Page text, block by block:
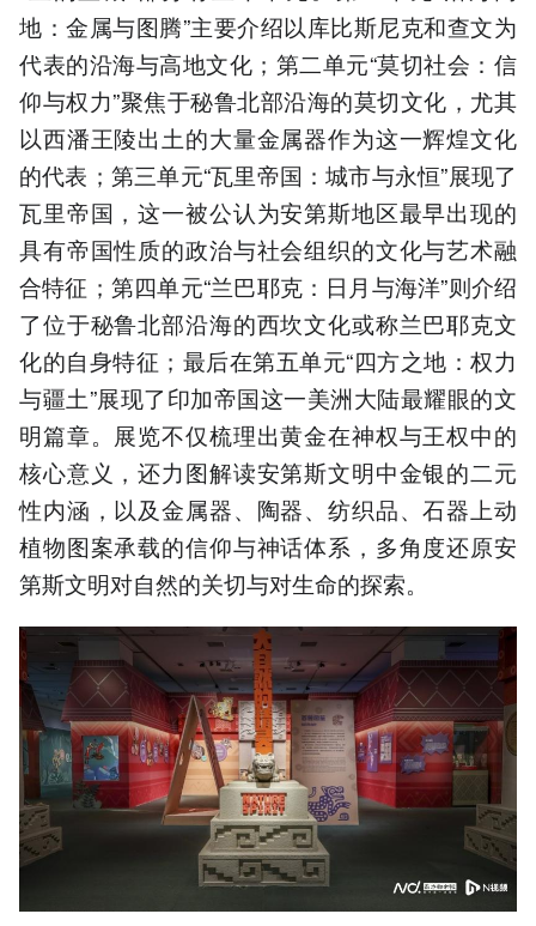
地：金属与图腾”主要介绍以库比斯尼克和查文为
代表的沿海与高地文化；第二单元“莫切社会：信
仰与权力”聚焦于秘鲁北部沿海的莫切文化，尤其
以西潘王陵出土的大量金属器作为这一辉煌文化
的代表；第三单元“瓦里帝国：城市与永恒”展现了
瓦里帝国，这一被公认为安第斯地区最早出现的
具有帝国性质的政治与社会组织的文化与艺术融
合特征；第四单元“兰巴耶克：日月与海洋”则介绍
了位于秘鲁北部沿海的西坎文化或称兰巴耶克文
化的自身特征；最后在第五单元“四方之地：权力
与疆土”展现了印加帝国这一美洲大陆最耀眼的文
明篇章。展览不仅梳理出黄金在神权与王权中的
核心意义，还力图解读安第斯文明中金银的二元
性内涵，以及金属器、陶器、纺织品、石器上动
植物图案承载的信仰与神话体系，多角度还原安
第斯文明对自然的关切与对生命的探索。